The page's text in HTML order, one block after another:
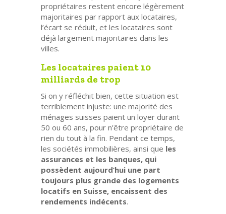
propriétaires restent encore légèrement
majoritaires par rapport aux locataires,
l’écart se réduit, et les locataires sont
déjà largement majoritaires dans les
villes.
Les locataires paient 10
milliards de trop
Si on y réfléchit bien, cette situation est
terriblement injuste: une majorité des
ménages suisses paient un loyer durant
50 ou 60 ans, pour n’être propriétaire de
rien du tout à la fin. Pendant ce temps,
les sociétés immobilières, ainsi que les
assurances et les banques, qui
possèdent aujourd’hui une part
toujours plus grande des logements
locatifs en Suisse, encaissent des
rendements indécents.